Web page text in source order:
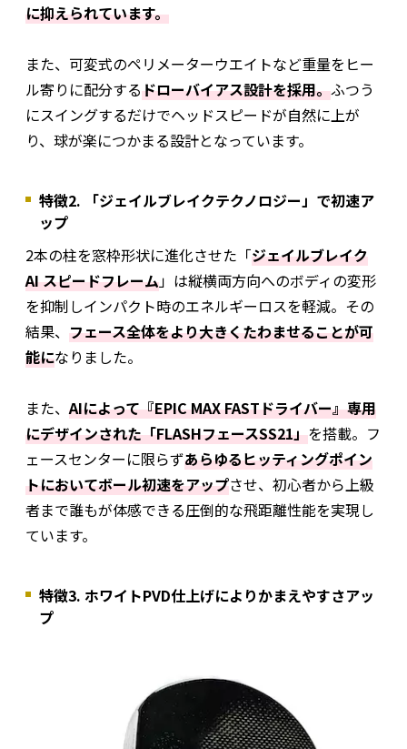
に抑えられています。
また、可変式のペリメーターウエイトなど重量をヒー
ル寄りに配分するドローバイアス設計を採用。ふつう
にスイングするだけでヘッドスピードが自然に上が
り、球が楽につかまる設計となっています。
特徴2. 「ジェイルブレイクテクノロジー」で初速ア
ップ
2本の柱を窓枠形状に進化させた「ジェイルブレイク
AI スピードフレーム」は縦横両方向へのボディの変形
を抑制しインパクト時のエネルギーロスを軽減。その
結果、 フェース全体をより大きくたわませることが可
能になりました。
また、AIによって『EPIC MAX FASTドライバー』専用
にデザインされた「FLASHフェースSS21」を搭載。フ
ェースセンターに限らずあらゆるヒッティングポイン
トにおいてボール初速をアップさせ、初心者から上級
者まで誰もが体感できる圧倒的な飛距離性能を実現し
ています。
特徴3. ホワイトPVD仕上げによりかまえやすさアッ
プ